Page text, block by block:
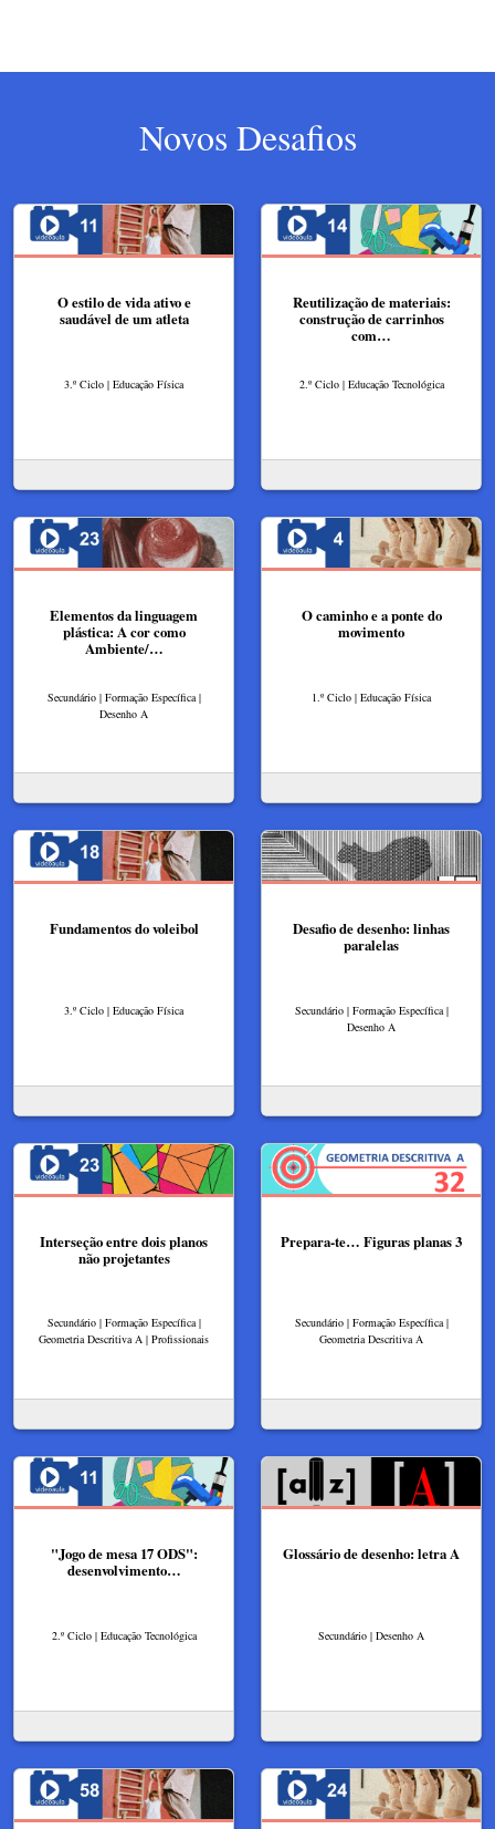
Novos Desafios
O estilo de vida ativo e
saudável de um atleta
3.º Ciclo | Educação Física
Reutilização de materiais:
construção de carrinhos
com…
2.º Ciclo | Educação Tecnológica
Elementos da linguagem
plástica: A cor como
Ambiente/…
Secundário | Formação Específica |
Desenho A
O caminho e a ponte do
movimento
1.º Ciclo | Educação Física
Fundamentos do voleibol
3.º Ciclo | Educação Física
Desafio de desenho: linhas
paralelas
Secundário | Formação Específica |
Desenho A
Interseção entre dois planos
não projetantes
Secundário | Formação Específica |
Geometria Descritiva A | Profissionais
Prepara-te… Figuras planas 3
Secundário | Formação Específica |
Geometria Descritiva A
"Jogo de mesa 17 ODS":
desenvolvimento…
2.º Ciclo | Educação Tecnológica
Glossário de desenho: letra A
Secundário | Desenho A